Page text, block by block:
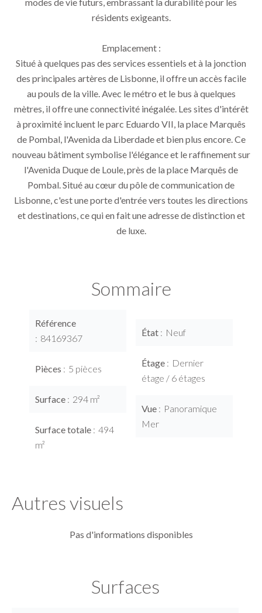
résidents exigeants.
Emplacement :
Situé à quelques pas des services essentiels et à la jonction
des principales artères de Lisbonne, il offre un accès facile
au pouls de la ville. Avec le métro et le bus à quelques
mètres, il offre une connectivité inégalée. Les sites d'intérêt
à proximité incluent le parc Eduardo VII, la place Marquês
de Pombal, l'Avenida da Liberdade et bien plus encore. Ce
nouveau bâtiment symbolise l'élégance et le raffinement sur
l'Avenida Duque de Loule, près de la place Marquês de
Pombal. Situé au cœur du pôle de communication de
Lisbonne, c'est une porte d'entrée vers toutes les directions
et destinations, ce qui en fait une adresse de distinction et
de luxe.
Sommaire
Référence
84169367
Pièces 5 pièces
Surface 294 m²
Surface totale
494
m²
État Neuf
Étage
Dernier
étage / 6 étages
Vue
Panoramique
Mer
Autres visuels
Pas d'informations disponibles
Surfaces